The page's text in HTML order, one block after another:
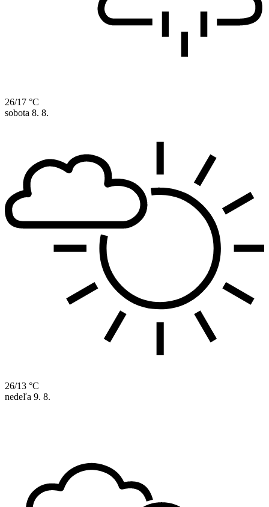
26/17 °C
sobota 8. 8.
26/13 °C
nedeľa 9. 8.